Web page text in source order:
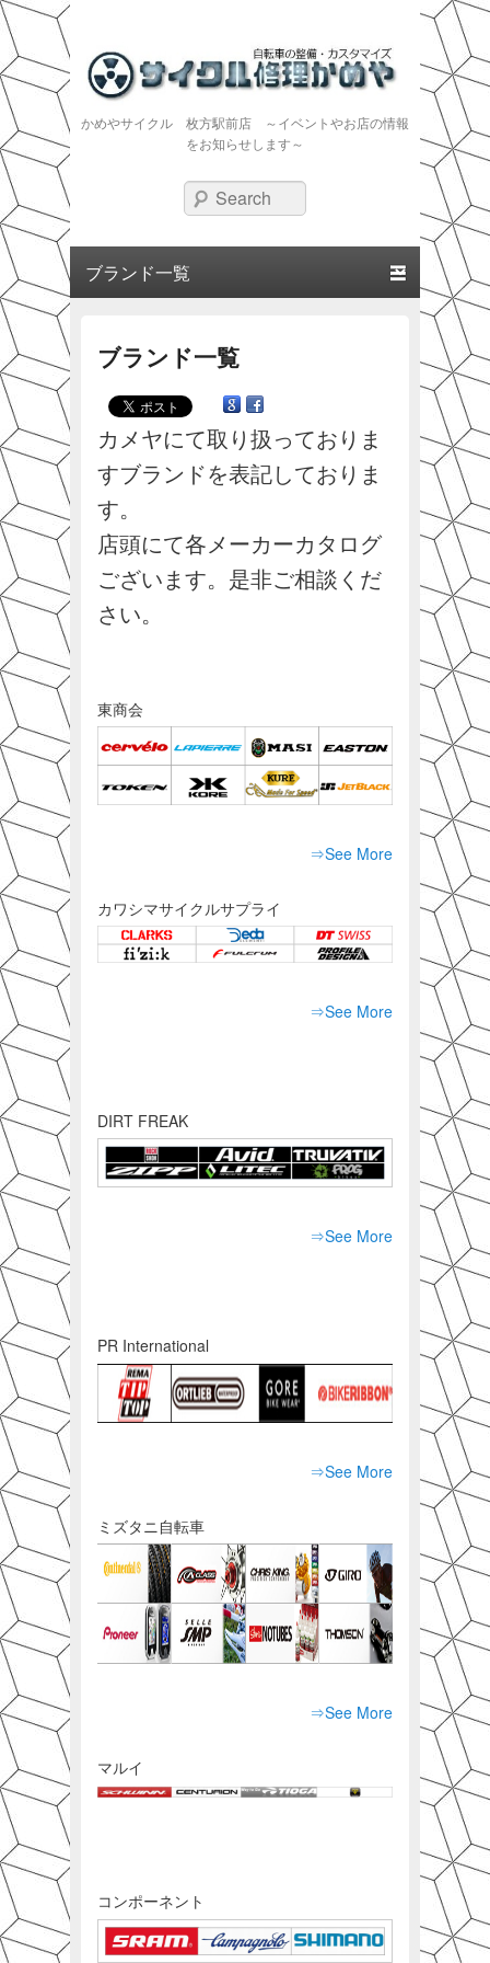
かめやサイクル 枚方駅前店 ～イベントやお店の情報
をお知らせします～
Search
ブランド一覧
カメヤにて取り扱っておりま
すブランドを表記しておりま
す。
店頭にて各メーカーカタログ
ございます。是非ご相談くだ
さい。
東商会
⇒See More
カワシマサイクルサプライ
⇒See More
DIRT FREAK
⇒See More
PR International
⇒See More
ミズタニ自転車
⇒See More
マルイ
コンポーネント